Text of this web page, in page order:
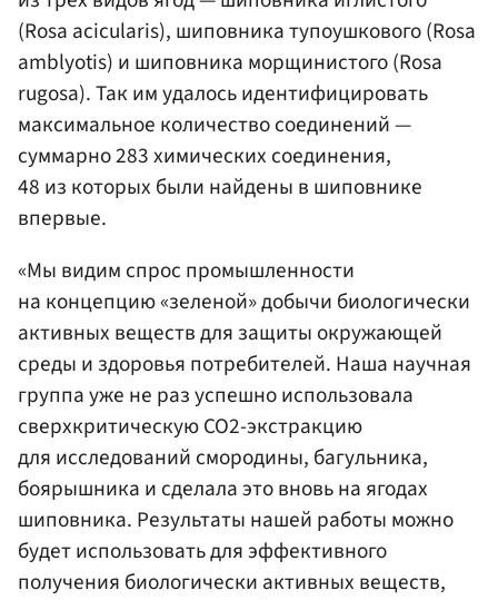
(Rosa acicularis), шиповника тупоушкового (Rosa
amblyotis) и шиповника морщинистого (Rosa
rugosa). Так им удалось идентифицировать
максимальное количество соединений —
суммарно 283 химических соединения,
48 из которых были найдены в шиповнике
впервые.
«Мы видим спрос промышленности
на концепцию «зеленой» добычи биологически
активных веществ для защиты окружающей
среды и здоровья потребителей. Наша научная
группа уже не раз успешно использовала
сверхкритическую CO2-экстракцию
для исследований смородины, багульника,
боярышника и сделала это вновь на ягодах
шиповника. Результаты нашей работы можно
будет использовать для эффективного
получения биологически активных веществ,